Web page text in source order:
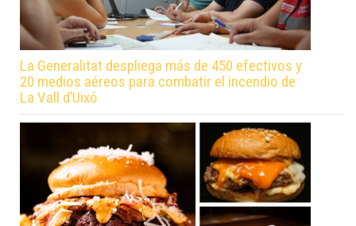
La Generalitat despliega más de 450 efectivos y
20 medios aéreos para combatir el incendio de
La Vall d’Uixó